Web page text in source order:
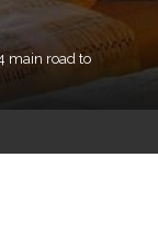
main road to